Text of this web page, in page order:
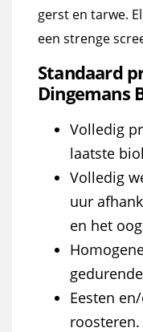
gerst en tarwe.
een strenge
Standaard
Dingemans
Volledig
laatste
Volledig
uur
en het
Eesten
roosteren.